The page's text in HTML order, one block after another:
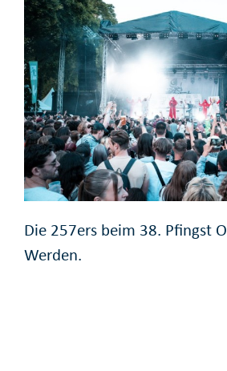
Die 257ers beim 38. Pfingst
Werden.